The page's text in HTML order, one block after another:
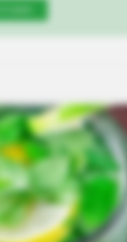
Bear Approaches
Where Bill Clinton Lives